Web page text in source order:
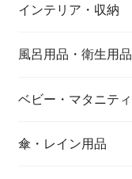
インテリア・収納
風呂用品・衛生用品
ベビー・マタニティ
傘・レイン用品